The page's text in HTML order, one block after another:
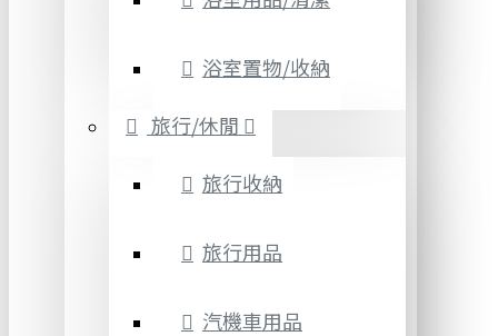
浴室置物/收納
旅行/休閒
旅行收納
旅行用品
汽機車用品